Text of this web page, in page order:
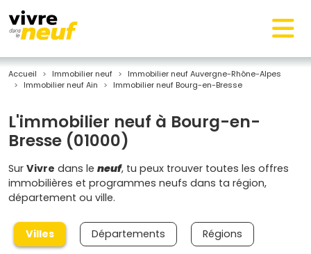
Accueil Immobilier neuf
Immobilier neuf Auvergne-Rhône-Alpes
Immobilier neuf Ain
Immobilier neuf Bourg-en-Bresse
L'immobilier neuf à Bourg-en-
Bresse (01000)
Sur Vivre dans le neuf, tu peux trouver toutes les offres
immobilières et programmes neufs dans ta région,
département ou ville.
Villes Départements Régions